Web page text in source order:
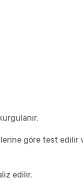
göre test edilir
edilir.